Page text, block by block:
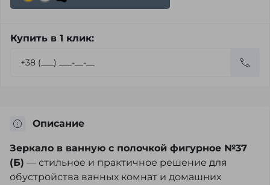
Купить в 1 клик:
Описание
Зеркало в ванную с полочкой фигурное №37
(Б) — стильное и практичное решение для
обустройства ванных комнат и домашних